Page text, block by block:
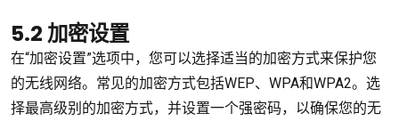
5.2 加密设置
在“加密设置”选项中，您可以选择适当的加密方式来保护您
的无线网络。常见的加密方式包括WEP、WPA和WPA2。选
择最高级别的加密方式，并设置一个强密码，以确保您的无